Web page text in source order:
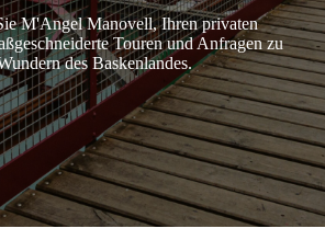
M'Angel Manovell, Ihren privaten
Touren und Anfragen zu
des Baskenlandes.